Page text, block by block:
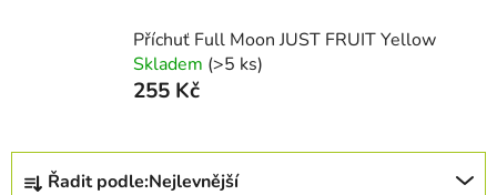
Příchuť Full Moon JUST FRUIT Yellow
Skladem (>5 ks)
255 Kč
Ř
Řadit podle:Nejlevnější